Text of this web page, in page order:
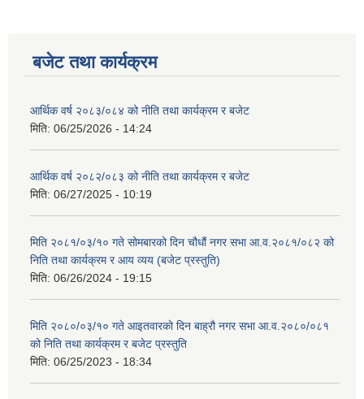
बजेट तथा कार्यक्रम
आर्थिक वर्ष २०८३/०८४ को नीति तथा कार्यक्रम र बजेट
मिति: 06/25/2026 - 14:24
आर्थिक वर्ष २०८२/०८३ को नीति तथा कार्यक्रम र बजेट
मिति: 06/27/2025 - 10:19
मिति २०८१/०३/१० गते सोमबारको दिन चौधौं नगर सभा आ.व.२०८१/०८२ को
निति तथा कार्यक्रम र आय व्यय (बजेट प्रस्तुति)
मिति: 06/26/2024 - 19:15
मिति २०८०/०३/१० गते आइतवारको दिन बाह्रौ नगर सभा आ.व.२०८०/०८१
को निति तथा कार्यक्रम र बजेट प्रस्तुति
मिति: 06/25/2023 - 18:34